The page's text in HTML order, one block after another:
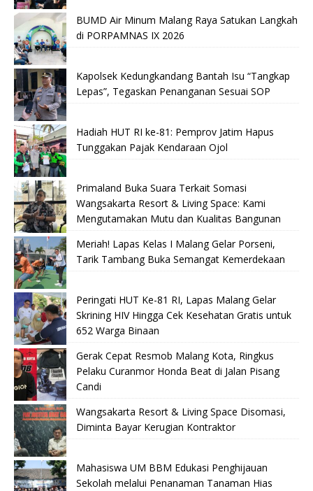
BUMD Air Minum Malang Raya Satukan Langkah
di PORPAMNAS IX 2026
Kapolsek Kedungkandang Bantah Isu “Tangkap
Lepas”, Tegaskan Penanganan Sesuai SOP
Hadiah HUT RI ke-81: Pemprov Jatim Hapus
Tunggakan Pajak Kendaraan Ojol
Primaland Buka Suara Terkait Somasi
Wangsakarta Resort & Living Space: Kami
Mengutamakan Mutu dan Kualitas Bangunan
Meriah! Lapas Kelas I Malang Gelar Porseni,
Tarik Tambang Buka Semangat Kemerdekaan
Peringati HUT Ke-81 RI, Lapas Malang Gelar
Skrining HIV Hingga Cek Kesehatan Gratis untuk
652 Warga Binaan
Gerak Cepat Resmob Malang Kota, Ringkus
Pelaku Curanmor Honda Beat di Jalan Pisang
Candi
Wangsakarta Resort & Living Space Disomasi,
Diminta Bayar Kerugian Kontraktor
Mahasiswa UM BBM Edukasi Penghijauan
Sekolah melalui Penanaman Tanaman Hias